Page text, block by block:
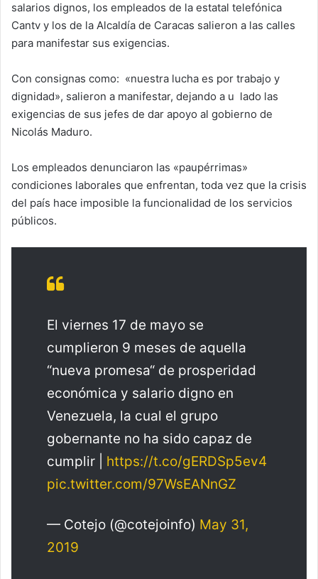
salarios dignos, los empleados de la estatal telefónica
Cantv y los de la Alcaldía de Caracas salieron a las calles
para manifestar sus exigencias.
Con consignas como: «nuestra lucha es por trabajo y
dignidad», salieron a manifestar, dejando a u lado las
exigencias de sus jefes de dar apoyo al gobierno de
Nicolás Maduro.
Los empleados denunciaron las «paupérrimas»
condiciones laborales que enfrentan, toda vez que la crisis
del país hace imposible la funcionalidad de los servicios
públicos.
El viernes 17 de mayo se
cumplieron 9 meses de aquella
“nueva promesa“ de prosperidad
económica y salario digno en
Venezuela, la cual el grupo
gobernante no ha sido capaz de
cumplir | https://t.co/gERDSp5ev4
pic.twitter.com/97WsEANnGZ
— Cotejo (@cotejoinfo) May 31,
2019